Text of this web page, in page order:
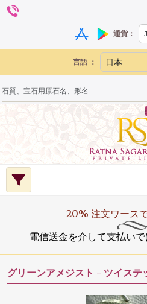
通貨：
言語 ：
20% 注文ワース
電信送金を介して支払い
グリーンアメジスト - ツイステ